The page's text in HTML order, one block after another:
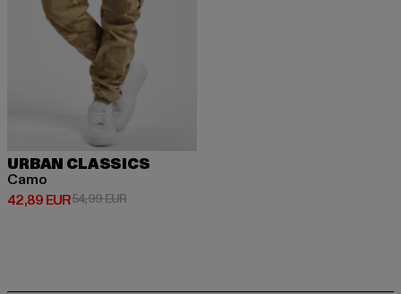
URBAN CLASSICS
Camo
42,89 EUR
Derzeitiger Preis: 42,89 EUR
54,99 EURAktionspreis: 54,99 EUR